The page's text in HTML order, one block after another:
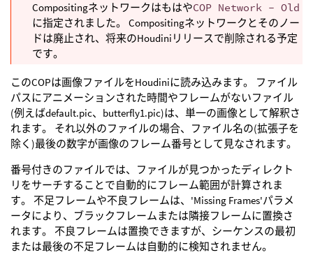
CompositingネットワークはもはやCOP Network - Old
に指定されました。 Compositingネットワークとそのノー
ドは廃止され、将来のHoudiniリリースで削除される予定
です。
このCOPは画像ファイルをHoudiniに読み込みます。 ファイル
パスにアニメーションされた時間やフレームがないファイル
(例えばdefault.pic、butterfly1.pic)は、単一の画像として解釈さ
れます。 それ以外のファイルの場合、ファイル名の(拡張子を
除く)最後の数字が画像のフレーム番号として見なされます。
番号付きのファイルでは、ファイルが見つかったディレクト
リをサーチすることで自動的にフレーム範囲が計算されま
す。 不足フレームや不良フレームは、'Missing Frames'パラメ
ータにより、ブラックフレームまたは隣接フレームに置換さ
れます。 不良フレームは置換できますが、シーケンスの最初
または最後の不足フレームは自動的に検知されません。